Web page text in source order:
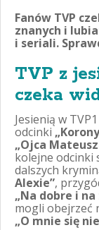
Fanów TVP
znanych i
i seriali.
TVP z
czeka
Jesienią w
odcinki
„Ojca
kolejne odcinki
dalszych
Alexie”,
„Na dobre i na
mogli obejrzeć
„O mnie się